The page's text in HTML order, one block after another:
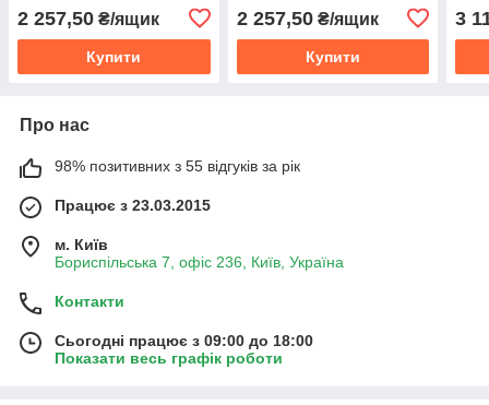
2 257,50 ₴/ящик
Купити
2 257,50₴/ящик
Купити
3
Про нас
98% позитивних з 55 відгуків за рік
Працює з 23.03.2015
м. Київ
Бориспільська 7, офіс 236, Київ, Україна
Контакти
Сьогодні працює з 09:00 до 18:00
Показати весь графік роботи